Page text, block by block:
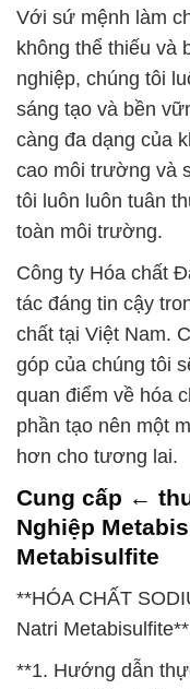
Với sứ mệnh làm
không thể thiếu và
nghiệp, chúng tôi
sáng tạo và bền
càng đa dạng của
cao môi trường và
tôi luôn luôn tuân
toàn môi trường.
Công ty Hóa chất
tác đáng tin cậy
chất tại Việt Nam.
góp của chúng tôi
quan điểm về hóa
phần tạo nên một
hơn cho tương lai.
Cung cấp ←
Nghiệp
Metabisulfite
**HÓA CHẤT
Natri Metabisulfite**
**1. Hướng dẫn